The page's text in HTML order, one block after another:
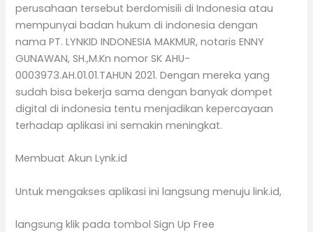
perusahaan tersebut berdomisili di Indonesia atau
mempunyai badan hukum di indonesia dengan
nama PT. LYNKID INDONESIA MAKMUR, notaris ENNY
GUNAWAN, SH.,M.Kn nomor SK AHU-
0003973.AH.01.01.TAHUN 2021. Dengan mereka yang
sudah bisa bekerja sama dengan banyak dompet
digital di indonesia tentu menjadikan kepercayaan
terhadap aplikasi ini semakin meningkat.
Membuat Akun Lynk.id
Untuk mengakses aplikasi ini langsung menuju link.id,
langsung klik pada tombol Sign Up Free